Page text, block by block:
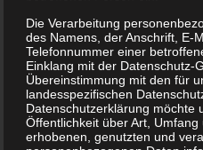
Nationalität:deutsch
Familienstand:Ledig
Spielertyp:Allround
Schlaghand:Rechtshänder
Zurück
Die Verarbeitung
des Namens, der Anschrift, E-
Telefonnummer einer
Einklang mit der Datenschutz-
Übereinstimmung mit den für
landesspezifischen
Datenschutzerklärung möchte
Öffentlichkeit über Art,
erhobenen, genutzten und